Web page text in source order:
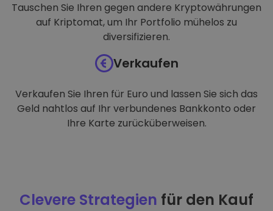
Tauschen Sie Ihren gegen andere Kryptowährungen
auf Kriptomat, um Ihr Portfolio mühelos zu
diversifizieren.
Verkaufen
Verkaufen Sie Ihren für Euro und lassen Sie sich das
Geld nahtlos auf Ihr verbundenes Bankkonto oder
Ihre Karte zurücküberweisen.
Clevere Strategien für den Kauf